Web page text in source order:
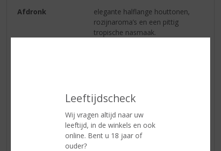
Leeftijdscheck
Wij vragen altijd naar uw
leeftijd, in de winkels en ook
online. Bent u 18 jaar of
ouder?
Afdronk
elegante halflange houttonen,
rozijnaroma’s en een pittig
tropische nasmaak.
Reviews
Schrijf een review
Er zijn nog geen reviews geplaatst voor dit product